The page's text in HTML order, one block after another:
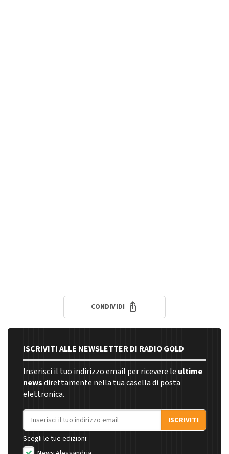
CONDIVIDI
ISCRIVITI ALLE NEWSLETTER DI RADIO GOLD
Inserisci il tuo indirizzo email per ricevere le ultime
newsdirettamente nella tua casella di posta
elettronica.
Indirizzo email
ISCRIVITI
Scegli le tue edizioni: